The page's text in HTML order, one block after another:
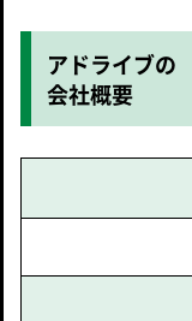
アドライブの
会社概要